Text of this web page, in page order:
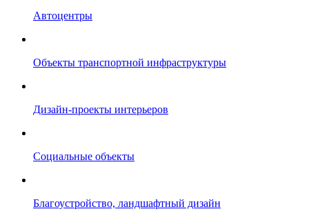
Автоцентры
Объекты транспортной инфраструктуры
Дизайн-проекты интерьеров
Социальные объекты
Благоустройство, ландшафтный дизайн